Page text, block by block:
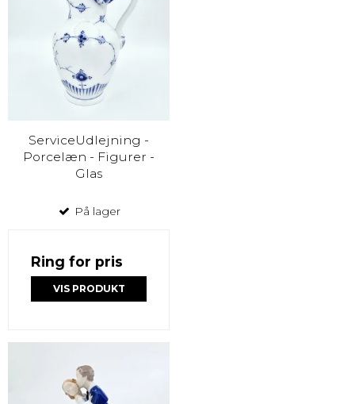
ServiceUdlejning -
Porcelæn - Figurer -
Glas
På lager
Ring for pris
VIS PRODUKT